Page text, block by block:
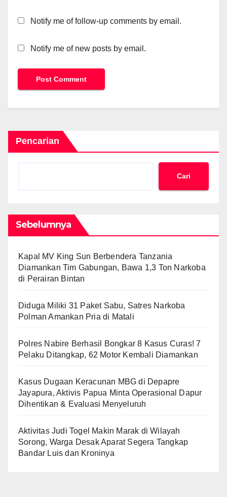
Notify me of follow-up comments by email.
Notify me of new posts by email.
Pencarian
Cari
Sebelumnya
Kapal MV King Sun Berbendera Tanzania
Diamankan Tim Gabungan, Bawa 1,3 Ton Narkoba
di Perairan Bintan
Diduga Miliki 31 Paket Sabu, Satres Narkoba
Polman Amankan Pria di Matali
Polres Nabire Berhasil Bongkar 8 Kasus Curas! 7
Pelaku Ditangkap, 62 Motor Kembali Diamankan
Kasus Dugaan Keracunan MBG di Depapre
Jayapura, Aktivis Papua Minta Operasional Dapur
Dihentikan & Evaluasi Menyeluruh
Aktivitas Judi Togel Makin Marak di Wilayah
Sorong, Warga Desak Aparat Segera Tangkap
Bandar Luis dan Kroninya